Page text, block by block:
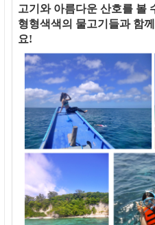
고기와 아름다운 산호를 볼
형형색색의 물고기들과 함
요!